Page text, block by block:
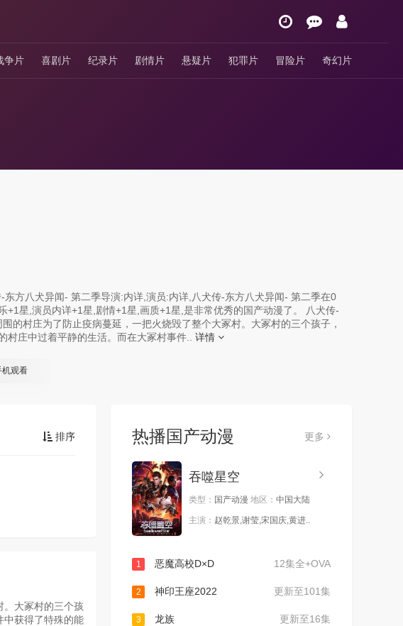
争片 喜剧片 纪录片 剧情片 悬疑片 犯罪片 冒险片 奇幻片
方八犬异闻- 第二季导演:内详,演员:内详,八犬传-东方八犬异闻- 第二季在0
星,演员内详+1星,剧情+1星,画质+1星,是非常优秀的国产动漫了。 八犬传-
的村庄为了防止疫病蔓延，一把火烧毁了整个大冢村。大冢村的三个孩子，
村庄中过着平静的生活。而在大冢村事件.. 详情
观看
排序
。大冢村的三个孩
中获得了特殊的能
热播国产动漫 更多
吞噬星空
类型： 国产动漫 地区： 中国大陆
主演： 赵乾景,谢莹,宋国庆,黄进..
12集全+OVA
1 恶魔高校D×D
更新至101集
2 神印王座2022
更新至16集
3 龙族